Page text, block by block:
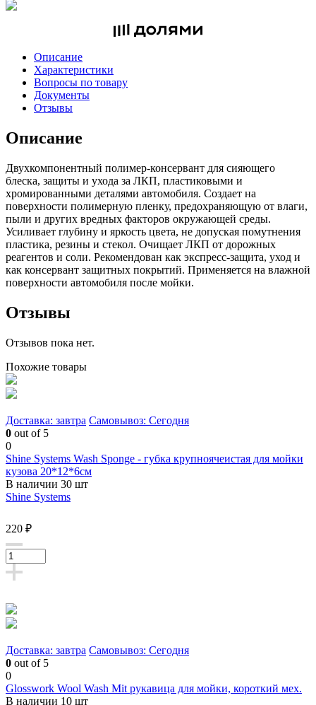
Описание
Характеристики
Вопросы по товару
Документы
Отзывы
Описание
Двухкомпонентный полимер-консервант для сияющего
блеска, защиты и ухода за ЛКП, пластиковыми и
хромированными деталями автомобиля. Создает на
поверхности полимерную пленку, предохраняющую от влаги,
пыли и других вредных факторов окружающей среды.
Усиливает глубину и яркость цвета, не допуская помутнения
пластика, резины и стекол. Очищает ЛКП от дорожных
реагентов и соли. Рекомендован как экспресс-защита, уход и
как консервант защитных покрытий. Применяется на влажной
поверхности автомобиля после мойки.
Отзывы
Отзывов пока нет.
Похожие товары
Доставка: завтра Самовывоз: Сегодня
0 out of 5
0
Shine Systems Wash Sponge - губка крупноячеистая для мойки
кузова 20*12*6см
В наличии 30 шт
Shine Systems
220 ₽
Доставка: завтра Самовывоз: Сегодня
0 out of 5
0
Glosswork Wool Wash Mit рукавица для мойки, короткий мех.
В наличии 10 шт